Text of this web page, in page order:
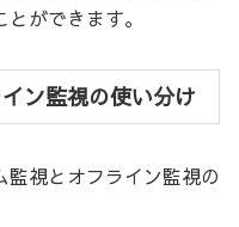
ができます。
ン監視の使い分け
視とオフライン監視の